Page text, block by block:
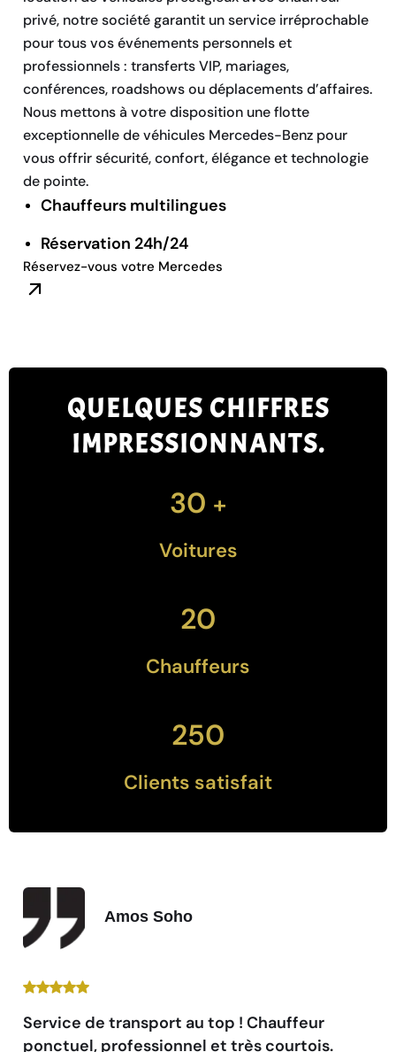
privé, notre société garantit un service irréprochable
pour tous vos événements personnels et
professionnels : transferts VIP, mariages,
conférences, roadshows ou déplacements d’affaires.
Nous mettons à votre disposition une flotte
exceptionnelle de véhicules Mercedes-Benz pour
vous offrir sécurité, confort, élégance et technologie
de pointe.
Chauffeurs multilingues
Réservation 24h/24
Réservez-vous votre Mercedes
QUELQUES CHIFFRES
IMPRESSIONNANTS.
30 +
Voitures
20
Chauffeurs
250
Clients satisfait
Amos Soho
Service de transport au top ! Chauffeur
ponctuel, professionnel et très courtois.